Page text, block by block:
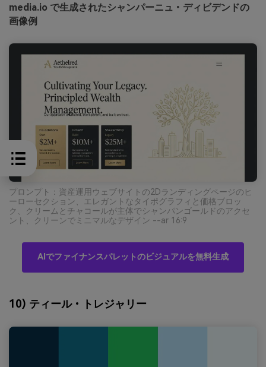
media.io で生成されたシャンパーニュ・ディビデンドの
画像例
プロンプト：資産運用ウェブサイトの2Dランディングページのヒ
ーローセクション、エレガントなタイポグラフィと価格ブロッ
ク、クリームとチャコールが主体でシャンパンゴールドのアクセ
ント、クリーンでミニマルなデザイン --ar 16:9
AIでファイナンスパレットのビジュアルを無料生成
10) ティール・トレジャリー